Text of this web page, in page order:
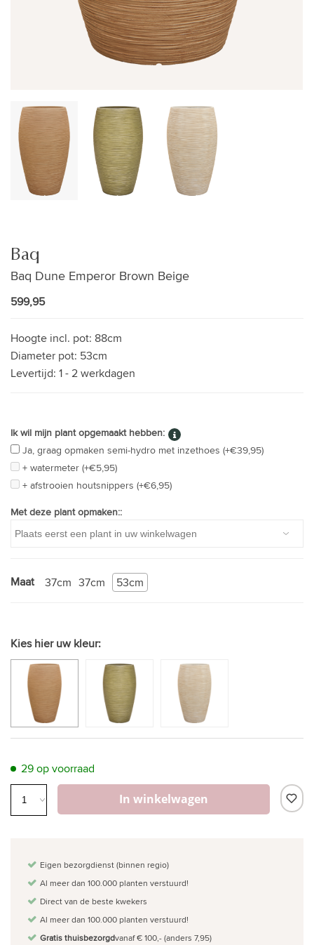
Baq
Baq Dune Emperor Brown Beige
599,95
Hoogte incl. pot: 88cm
Diameter pot: 53cm
Levertijd: 1 - 2 werkdagen
Ik wil mijn plant opgemaakt hebben:
Ja, graag opmaken semi-hydro met inzethoes (+€39,95)
+ watermeter (+€5,95)
+ afstrooien houtsnippers (+€6,95)
Met deze plant opmaken::
Maat 37cm 53cm
37cm
Kies hier uw kleur:
29 op voorraad
In winkelwagen
Eigen bezorgdienst (binnen regio)
Al meer dan 100.000 planten verstuurd!
Direct van de beste kwekers
Al meer dan 100.000 planten verstuurd!
Gratis thuisbezorgdvanaf € 100,- (anders 7,95)